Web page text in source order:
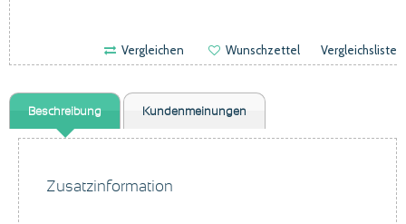
Vergleichen Wunschzettel Vergleichsliste
Beschreibung Kundenmeinungen
Zusatzinformation